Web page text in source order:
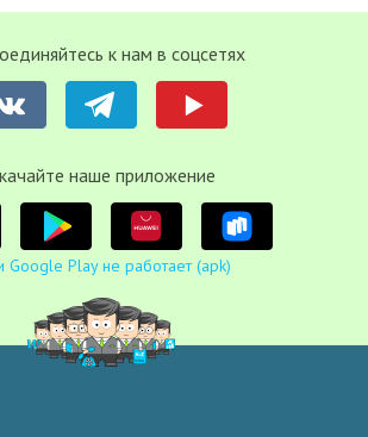
к нам в соцсетях
наше приложение
Google Play не работает (apk)